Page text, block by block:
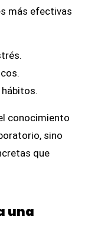
más efectivas
conocimiento
sino
que
una